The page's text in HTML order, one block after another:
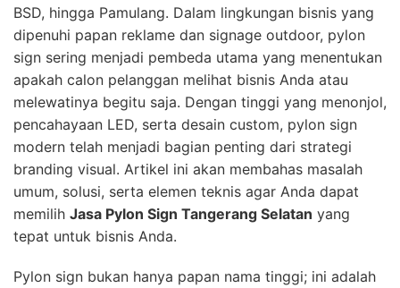
BSD, hingga Pamulang. Dalam lingkungan bisnis yang
dipenuhi papan reklame dan signage outdoor, pylon
sign sering menjadi pembeda utama yang menentukan
apakah calon pelanggan melihat bisnis Anda atau
melewatinya begitu saja. Dengan tinggi yang menonjol,
pencahayaan LED, serta desain custom, pylon sign
modern telah menjadi bagian penting dari strategi
branding visual. Artikel ini akan membahas masalah
umum, solusi, serta elemen teknis agar Anda dapat
memilih Jasa Pylon Sign Tangerang Selatan yang
tepat untuk bisnis Anda.
Pylon sign bukan hanya papan nama tinggi; ini adalah